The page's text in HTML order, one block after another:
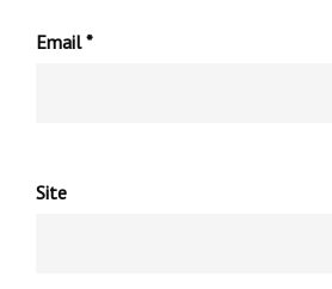
Email*
Site